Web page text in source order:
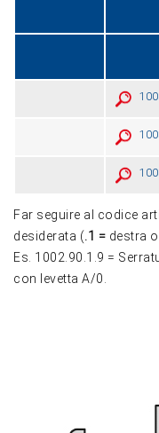
Far seguire al codice
desiderata (.1 = destra o
Es. 1002.90.1.9 =
con levetta A/0.